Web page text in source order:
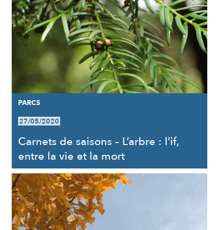
PARCS
27/05/2020
Carnets de saisons – L’arbre : l’if,
entre la vie et la mort